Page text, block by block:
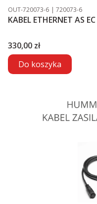
Kod produktu
OUT-720073-6 Kod producenta
720073-6
KABEL ETHERNET AS
Cena
330,00 zł
Do koszyka